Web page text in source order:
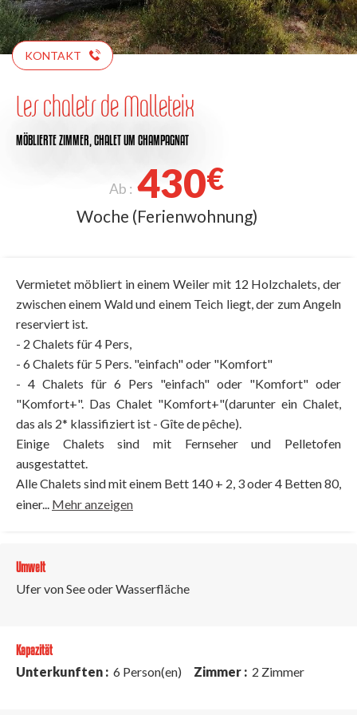
KONTAKT
Les chalets de Malleteix
MÖBLIERTE ZIMMER, CHALETUM CHAMPAGNAT
Ab : 430€
Woche (Ferienwohnung)
Vermietet möbliert in einem Weiler mit 12 Holzchalets, der
zwischen einem Wald und einem Teich liegt, der zum Angeln
reserviert ist.
- 2 Chalets für 4 Pers,
- 6 Chalets für 5 Pers. "einfach" oder "Komfort"
- 4 Chalets für 6 Pers "einfach" oder "Komfort" oder
"Komfort+". Das Chalet "Komfort+"(darunter ein Chalet,
das als 2* klassifiziert ist - Gîte de pêche).
Einige Chalets sind mit Fernseher und Pelletofen
ausgestattet.
Alle Chalets sind mit einem Bett 140 + 2, 3 oder 4 Betten 80,
einer... Mehr anzeigen
Umwelt
Ufer von See oder Wasserfläche
Kapazität
Unterkunften : 6 Person(en) Zimmer : 2 Zimmer